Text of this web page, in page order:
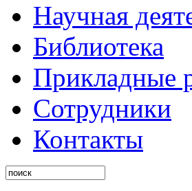
Научная
Библиотека
Прикладные
Сотрудники
Контакты